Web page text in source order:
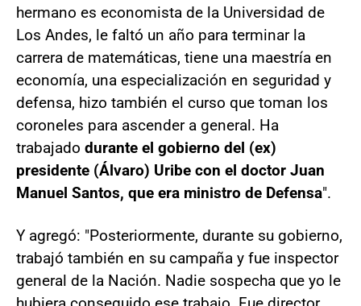
hermano es economista de la Universidad de
Los Andes, le faltó un año para terminar la
carrera de matemáticas, tiene una maestría en
economía, una especialización en seguridad y
defensa, hizo también el curso que toman los
coroneles para ascender a general. Ha
trabajado durante el gobierno del (ex)
presidente (Álvaro) Uribe con el doctor Juan
Manuel Santos, que era ministro de Defensa".
Y agregó: "Posteriormente, durante su gobierno,
trabajó también en su campaña y fue inspector
general de la Nación. Nadie sospecha que yo le